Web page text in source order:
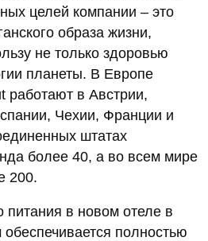
целей компании – это
образа жизни,
не только здоровью
планеты. В Европе
работают в Австрии,
Чехии, Франции и
штатах
более 40, а во всем мире
200.
в новом отеле в
полностью